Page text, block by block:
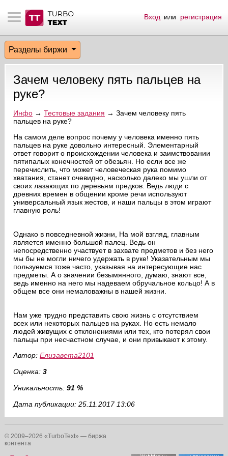
материалы
биржи
эфир
на сайте
пользователей
сообщения
по форуму
Вход или регистрация
Разделы биржи
Зачем человеку пять пальцев на
руке?
Инфо→ Тестовые задания → Зачем человеку пять
пальцев на руке?
На самом деле вопрос почему у человека именно пять
пальцев на руке довольно интересный. Элементарный
ответ говорит о происхождении человека и заимствовании
пятипалых конечностей от обезьян. Но если все же
перечислить, что может человеческая рука помимо
хватания, станет очевидно, насколько далеко мы ушли от
своих лазающих по деревьям предков. Ведь люди с
древних времен в общении кроме речи используют
универсальный язык жестов, и наши пальцы в этом играют
главную роль!
Однако в повседневной жизни, На мой взгляд, главным
является именно большой палец. Ведь он
непосредственно участвует в захвате предметов и без него
мы бы не могли ничего удержать в руке! Указательным мы
пользуемся тоже часто, указывая на интересующие нас
предметы. А о значении безымянного, думаю, знают все,
ведь именно на него мы надеваем обручальное кольцо! А в
общем все они немаловажны в нашей жизни.
Нам уже трудно представить свою жизнь с отсутствием
всех или некоторых пальцев на руках. Но есть немало
людей живущих с отклонениями или тех, кто потерял свои
пальцы при несчастном случае, и они привыкают к этому.
Автор: Елизавета2101
Оценка: 3
Уникальность: 91 %
Дата публикации: 25.11.2017 13:06
© 2009–2026 «TurboText» — биржа
контента